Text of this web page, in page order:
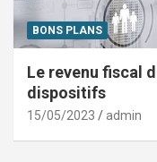
BONS PLANS
Le revenu fiscal
dispositifs
15/05/2023 admin